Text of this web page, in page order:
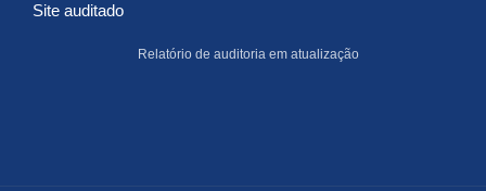
Site auditado
Relatório de auditoria em atualização